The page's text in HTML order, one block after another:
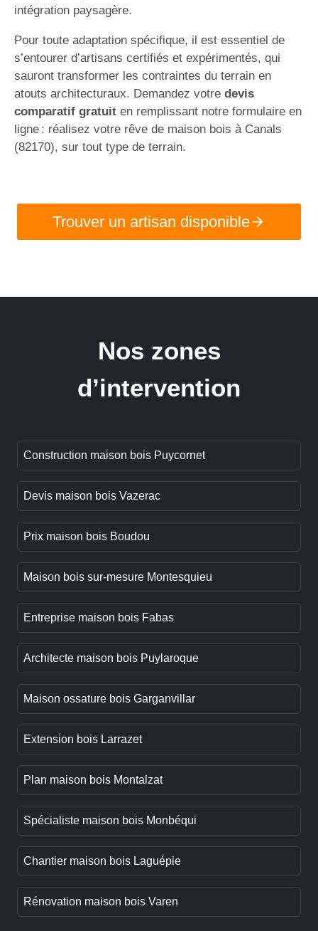
intégration paysagère.
Pour toute adaptation spécifique, il est essentiel de
s’entourer d’artisans certifiés et expérimentés, qui
sauront transformer les contraintes du terrain en
atouts architecturaux. Demandez votre devis
comparatif gratuit en remplissant notre formulaire en
ligne : réalisez votre rêve de maison bois à Canals
(82170), sur tout type de terrain.
Trouver un artisan disponible
Nos zones
d’intervention
Construction maison bois Puycornet
Devis maison bois Vazerac
Prix maison bois Boudou
Maison bois sur-mesure Montesquieu
Entreprise maison bois Fabas
Architecte maison bois Puylaroque
Maison ossature bois Garganvillar
Extension bois Larrazet
Plan maison bois Montalzat
Spécialiste maison bois Monbéqui
Chantier maison bois Laguépie
Rénovation maison bois Varen